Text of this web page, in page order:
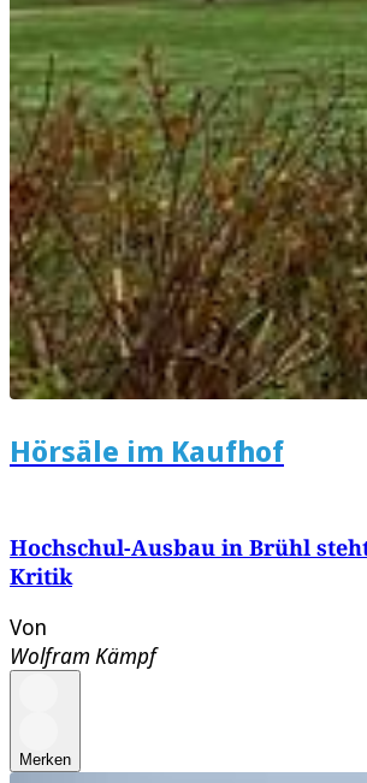
Hörsäle im Kaufhof
Hochschul-Ausbau in Brühl
Kritik
Von
Wolfram Kämpf
Merken